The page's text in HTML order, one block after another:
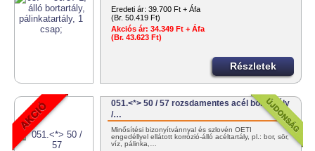
Eredeti ár: 39.700 Ft + Áfa
(Br. 50.419 Ft)
Akciós ár: 34.349 Ft + Áfa
(Br. 43.623 Ft)
Részletek
051.<*> 50 / 57 rozsdamentes acél bortartály
/…
Minősítési bizonyítvánnyal és szlovén OÉTI
engedéllyel ellátott korrózió-álló acéltartály, pl.: bor, sör,
víz, pálinka,…